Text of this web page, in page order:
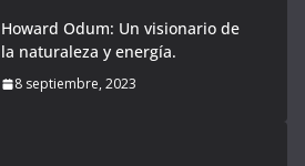
Howard Odum: Un visionario de
la naturaleza y energía.
8 septiembre, 2023